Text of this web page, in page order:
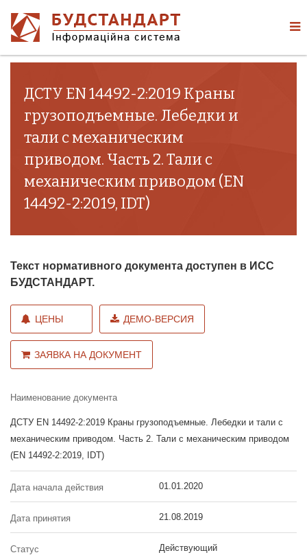
ДСТУ EN 14492-2:2019 Краны
грузоподъемные. Лебедки и
тали с механическим
приводом. Часть 2. Тали с
механическим приводом (EN
14492-2:2019, IDT)
Текст нормативного документа доступен в ИСС
БУДСТАНДАРТ.
ЦЕНЫ ДЕМО-ВЕРСИЯ
ЗАЯВКА НА ДОКУМЕНТ
Наименование документа
ДСТУ EN 14492-2:2019 Краны грузоподъемные. Лебедки и тали с
механическим приводом. Часть 2. Тали с механическим приводом
(EN 14492-2:2019, IDT)
Дата начала действия 01.01.2020
Дата принятия 21.08.2019
Статус Действующий